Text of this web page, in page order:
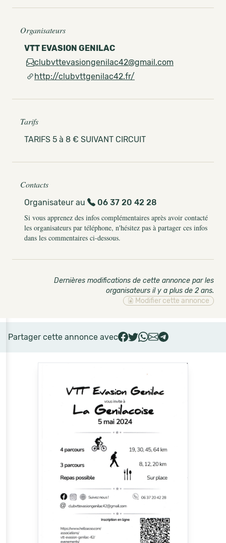
Organisateurs
VTT EVASION GENILAC
clubvttevasiongenilac42@gmail.com
http://clubvttgenilac42.fr/
Tarifs
TARIFS 5 à 8 € SUIVANT CIRCUIT
Contacts
Organisateur au
06 37 20 42 28
Si vous apprenez des infos complémentaires après avoir contacté
les organisateurs par téléphone, n'hésitez pas à partager ces infos
dans les commentaires ci-dessous.
Dernières modifications de cette annonce par les
organisateurs il y a plus de 2 ans.
Modifier cette annonce
Partager cette annonce avec